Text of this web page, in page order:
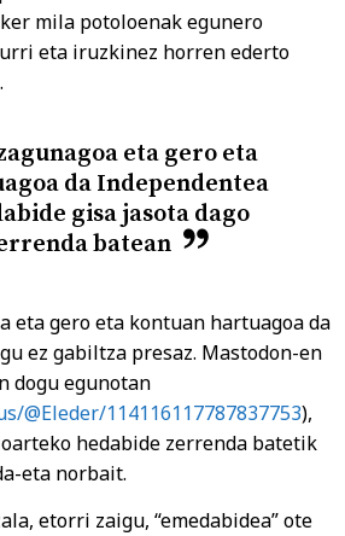
mila potoloenak egunero
eta iruzkinez horren ederto
eta gero eta
da Independentea
gisa jasota dago
batean
eta gero eta kontuan hartuagoa da
ez gabiltza presaz. Mastodon-en
dogu egunotan
@Eleder/114116117787837753),
hedabide zerrenda batetik
eta norbait.
etorri zaigu, “emedabidea” ote